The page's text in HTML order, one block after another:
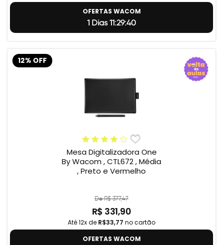
OFERTAS WACOM
1 Dias 11:29:39
12% OFF
Mesa Digitalizadora One
By Wacom , CTL672 , Média
, Preto e Vermelho
De R$ 377,47
R$ 331,90
Até 12x de R$33,77 no cartão
OFERTAS WACOM